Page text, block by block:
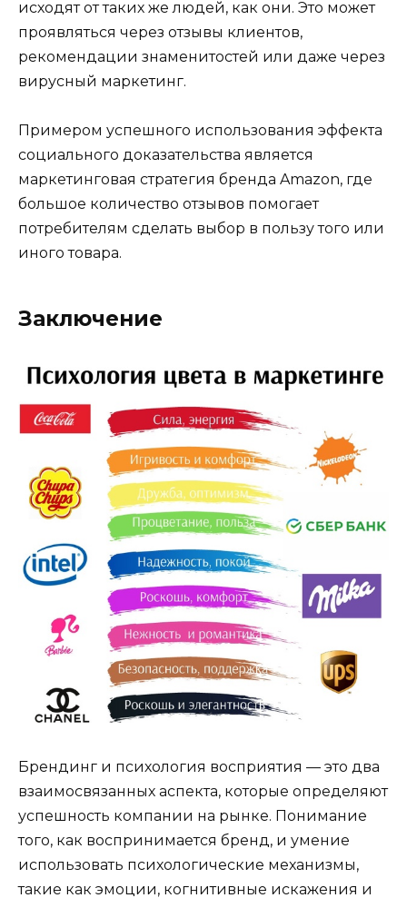
исходят от таких же людей, как они. Это может
проявляться через отзывы клиентов,
рекомендации знаменитостей или даже через
вирусный маркетинг.
Примером успешного использования эффекта
социального доказательства является
маркетинговая стратегия бренда Amazon, где
большое количество отзывов помогает
потребителям сделать выбор в пользу того или
иного товара.
Заключение
Брендинг и психология восприятия — это два
взаимосвязанных аспекта, которые определяют
успешность компании на рынке. Понимание
того, как воспринимается бренд, и умение
использовать психологические механизмы,
такие как эмоции, когнитивные искажения и